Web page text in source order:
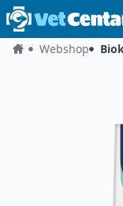
Webshop